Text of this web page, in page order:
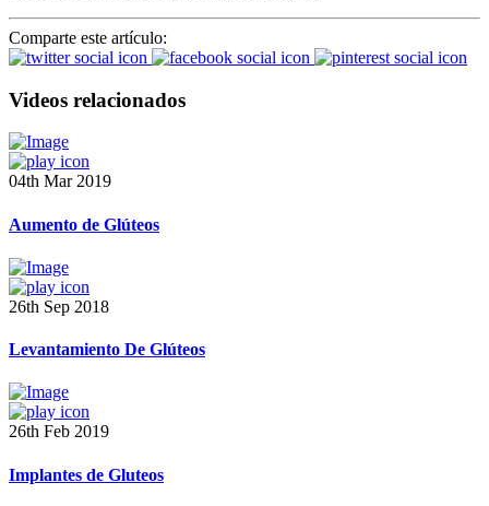
Comparte este artículo:
Videos relacionados
04th Mar 2019
Aumento de Glúteos
26th Sep 2018
Levantamiento De Glúteos
26th Feb 2019
Implantes de Gluteos